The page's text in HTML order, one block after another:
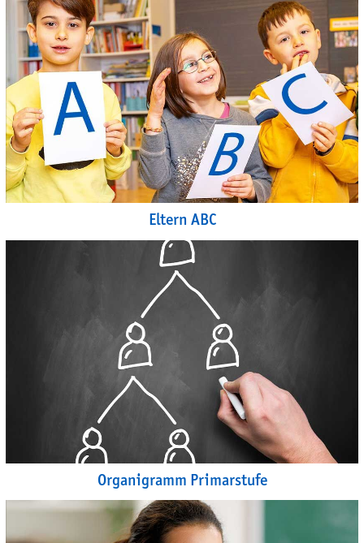
Eltern ABC
Organigramm Primarstufe